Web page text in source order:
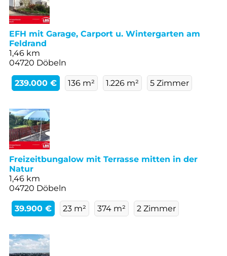
EFH mit Garage, Carport u. Wintergarten am
Feldrand
1,46 km
04720 Döbeln
239.000 € 136 m² 1.226 m² 5 Zimmer
Freizeitbungalow mit Terrasse mitten in der
Natur
1,46 km
04720 Döbeln
39.900 € 23 m² 374 m² 2 Zimmer